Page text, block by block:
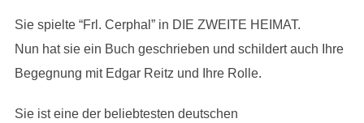
Sie spielte “Frl. Cerphal” in DIE ZWEITE HEIMAT.
Nun hat sie ein Buch geschrieben und schildert auch Ihre
Begegnung mit Edgar Reitz und Ihre Rolle.
Sie ist eine der beliebtesten deutschen